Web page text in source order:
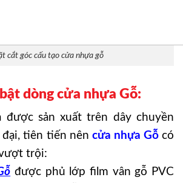
cắt góc cấu tạo cửa nhựa gỗ
dòng cửa nhựa Gỗ:
sản xuất trên dây chuyền
tiên tiến nên cửa nhựa Gỗcó
trội:
được phủ lớp film vân gỗ PVC